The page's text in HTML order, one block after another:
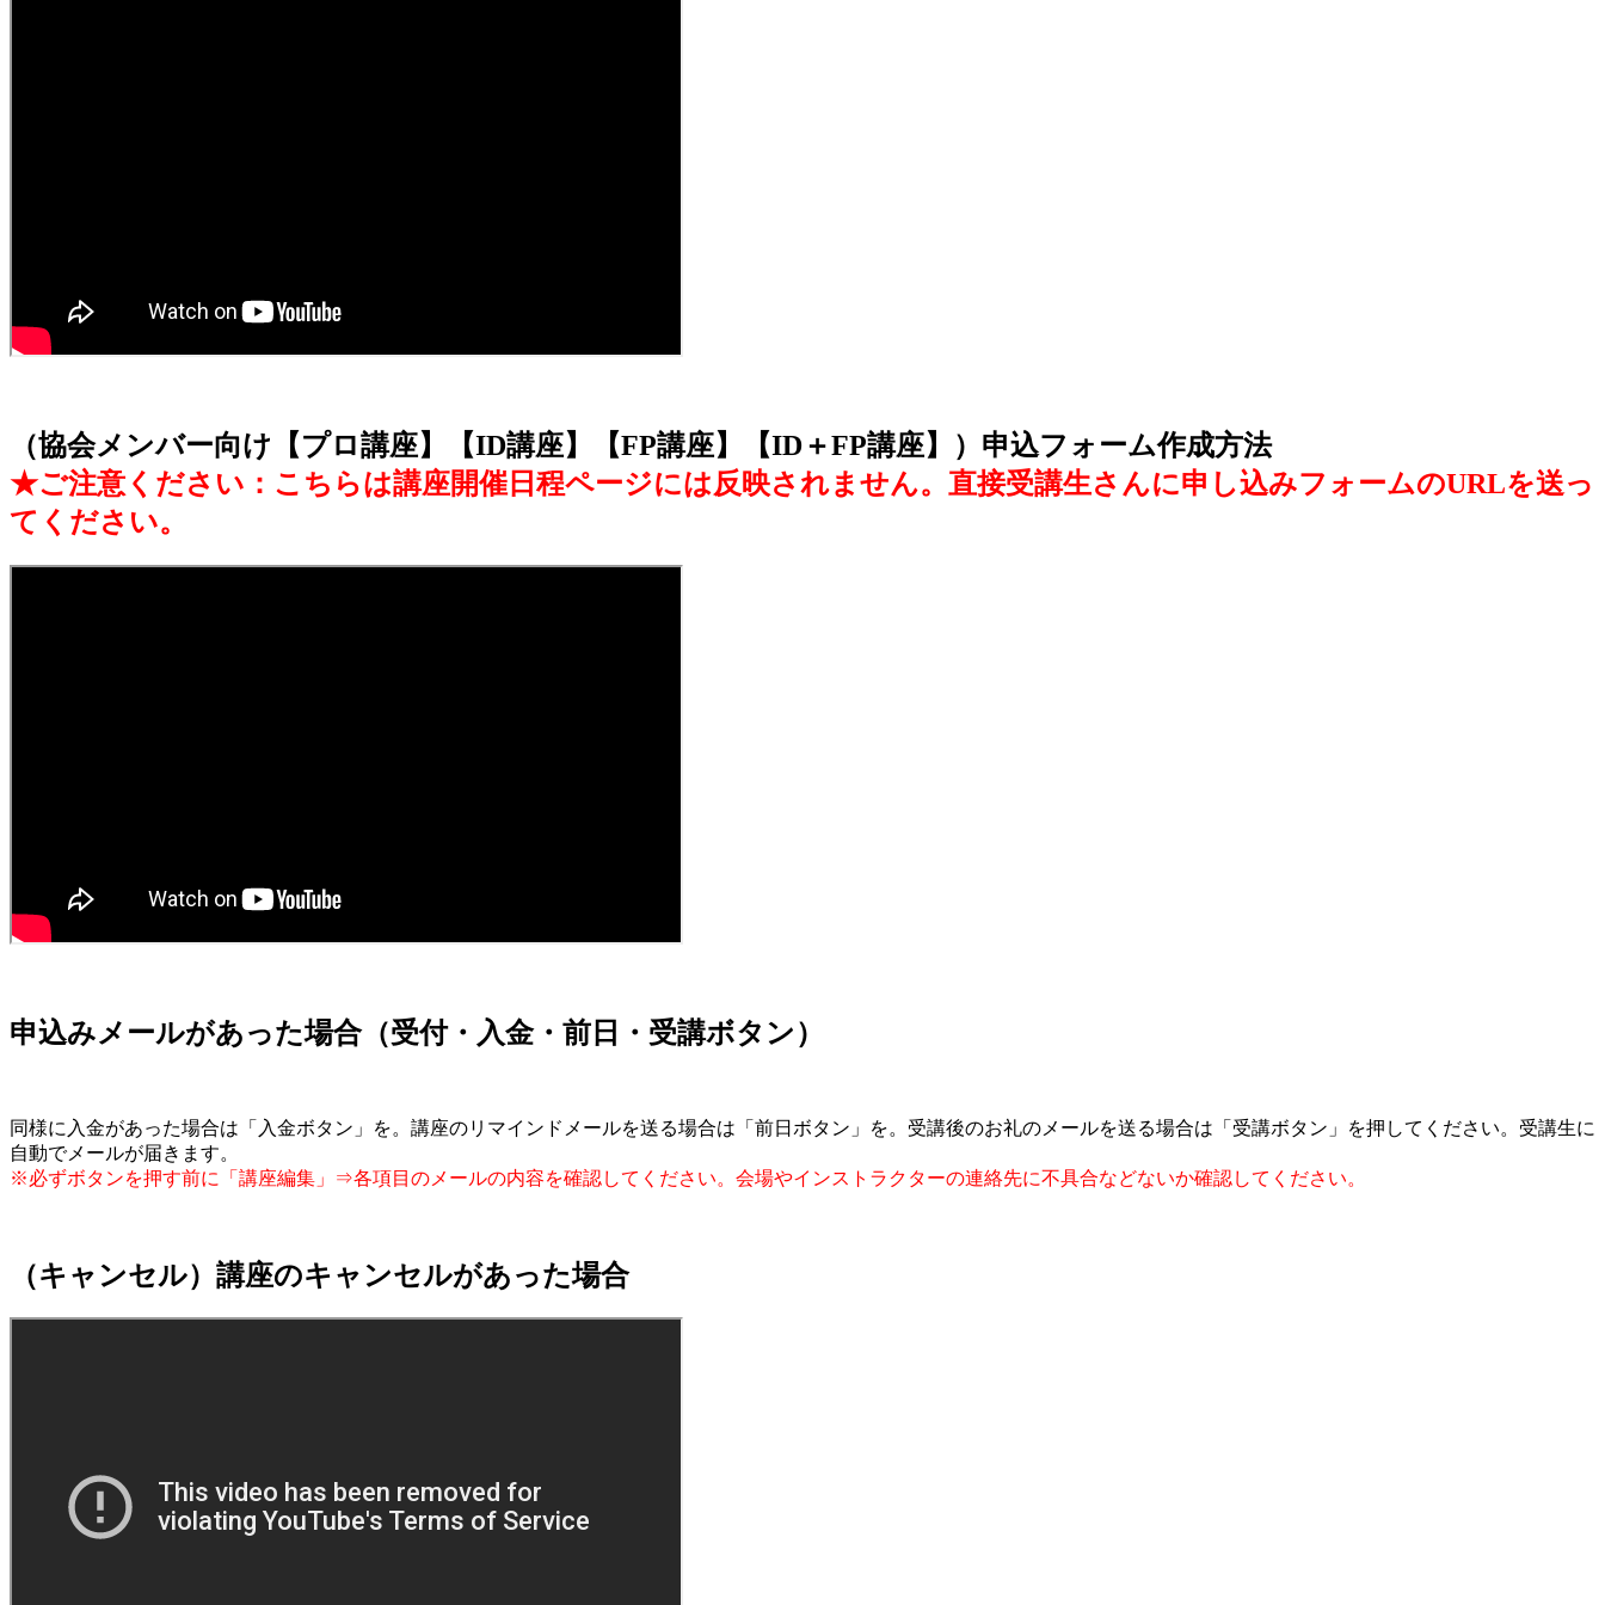
（協会メンバー向け【プロ講座】【ID講座】【FP講座】【ID＋FP講座】）申込フォーム作成方法
★ご注意ください：こちらは講座開催日程ページには反映されません。直接受講生さんに申し込みフォームのURLを送っ
てください。
申込みメールがあった場合（受付・入金・前日・受講ボタン）
同様に入金があった場合は「入金ボタン」を。講座のリマインドメールを送る場合は「前日ボタン」を。受講後のお礼のメールを送る場合は「受講ボタン」を押してください。受講生に
自動でメールが届きます。
※必ずボタンを押す前に「講座編集」⇒各項目のメールの内容を確認してください。会場やインストラクターの連絡先に不具合などないか確認してください。
（キャンセル）講座のキャンセルがあった場合